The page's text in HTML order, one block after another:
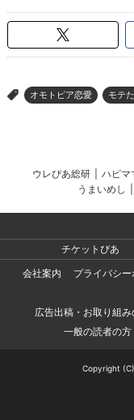
> オモトピア恋愛 モテ
ウレぴあ総研 ハピマ
うまいめし
チケットぴあ
会社案内
プライバシー
広告出稿・お取り組
一般の読者の
Copyright